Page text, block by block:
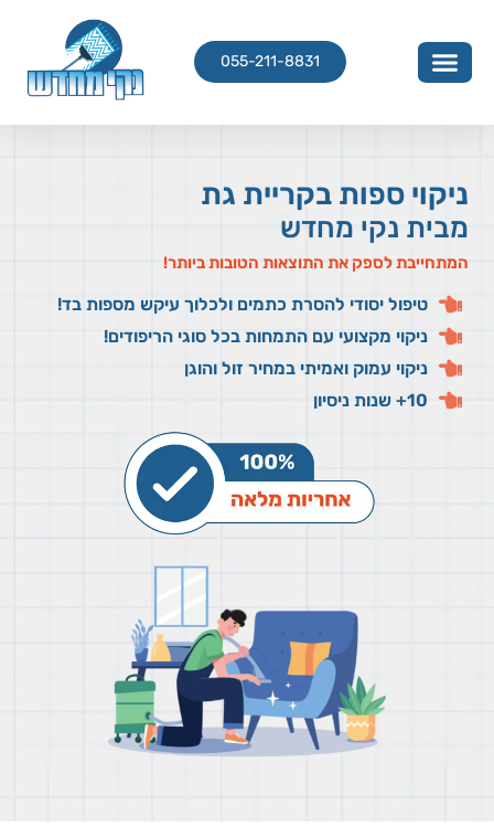
055-211-8831
ניקוי ספות בקריית גת
מבית נקי מחדש
המתחייבת לספק את התוצאות הטובות ביותר!
טיפול יסודי להסרת כתמים ולכלוך עיקש מספות בד!
ניקוי מקצועי עם התמחות בכל סוגי הריפודים!
ניקוי עמוק ואמיתי במחיר זול והוגן
10+ שנות ניסיון